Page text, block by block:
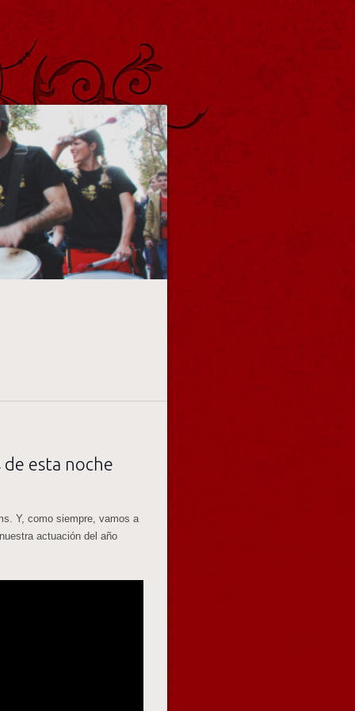
esta noche
Y, como siempre, vamos a
actuación del año